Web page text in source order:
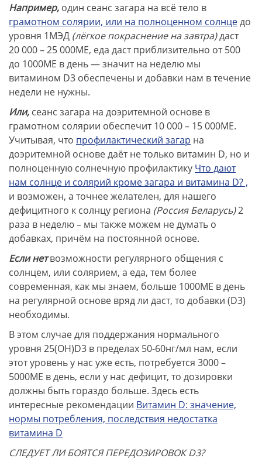
Например, один сеанс загара на всё тело в
грамотном солярии, или на полноценном солнцедо
уровня 1МЭД (лёгкое покраснение на завтра)даст
20 000 – 25 000МЕ, еда даст приблизительно от 500
до 1000МЕ в день — значит на неделю мы
витамином D3 обеспечены и добавки нам в течение
недели не нужны.
Или, сеанс загара на доэритемной основе в
грамотном солярии обеспечит 10 000 – 15 000МЕ.
Учитывая, что профилактический загар на
доэритемной основе даёт не только витамин D, но и
полноценную солнечную профилактику Что дают
нам солнце и солярий кроме загара и витамина D? ,
и возможен, а точнее желателен, для нашего
дефицитного к солнцу региона (Россия Беларусь)2
раза в неделю – мы также можем не думать о
добавках, причём на постоянной основе.
Если нетвозможности регулярного общения с
солнцем, или солярием, а еда, тем более
современная, как мы знаем, больше 1000МЕ в день
на регулярной основе вряд ли даст, то добавки (D3)
необходимы.
В этом случае для поддержания нормального
уровня 25(ОН)D3 в пределах 50-60нг/мл нам, если
этот уровень у нас уже есть, потребуется 3000 –
5000МЕ в день, если у нас дефицит, то дозировки
должны быть гораздо больше. Здесь есть
интересные рекомендации Витамин D: значение,
нормы потребления, последствия недостатка
витамина D
СЛЕДУЕТ ЛИ БОЯТСЯ ПЕРЕДОЗИРОВОК D3?